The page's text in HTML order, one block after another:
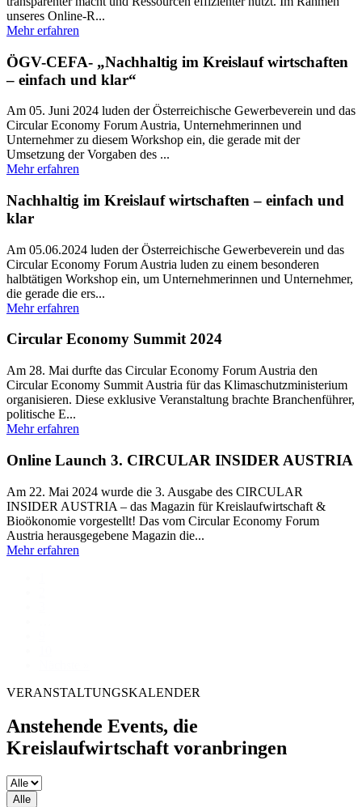
unseres Online-R...
Mehr erfahren
ÖGV-CEFA- „Nachhaltig im Kreislauf wirtschaften
– einfach und klar“
Am 05. Juni 2024 luden der Österreichische Gewerbeverein und das
Circular Economy Forum Austria, Unternehmerinnen und
Unternehmer zu diesem Workshop ein, die gerade mit der
Umsetzung der Vorgaben des ...
Mehr erfahren
Nachhaltig im Kreislauf wirtschaften – einfach und
klar
Am 05.06.2024 luden der Österreichische Gewerbeverein und das
Circular Economy Forum Austria luden zu einem besonderen
halbtätigen Workshop ein, um Unternehmerinnen und Unternehmer,
die gerade die ers...
Mehr erfahren
Circular Economy Summit 2024
Am 28. Mai durfte das Circular Economy Forum Austria den
Circular Economy Summit Austria für das Klimaschutzministerium
organisieren. Diese exklusive Veranstaltung brachte Branchenführer,
politische E...
Mehr erfahren
Online Launch 3. CIRCULAR INSIDER AUSTRIA
Am 22. Mai 2024 wurde die 3. Ausgabe des CIRCULAR
INSIDER AUSTRIA – das Magazin für Kreislaufwirtschaft &
Bioökonomie vorgestellt! Das vom Circular Economy Forum
Austria herausgegebene Magazin die...
Mehr erfahren
VERANSTALTUNGSKALENDER
Anstehende Events, die
Kreislaufwirtschaft voranbringen
Alle